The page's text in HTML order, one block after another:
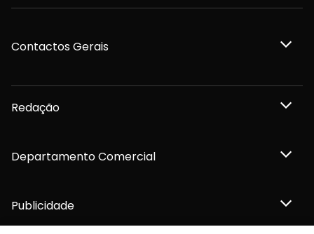
Contactos Gerais
Redação
Departamento Comercial
Publicidade